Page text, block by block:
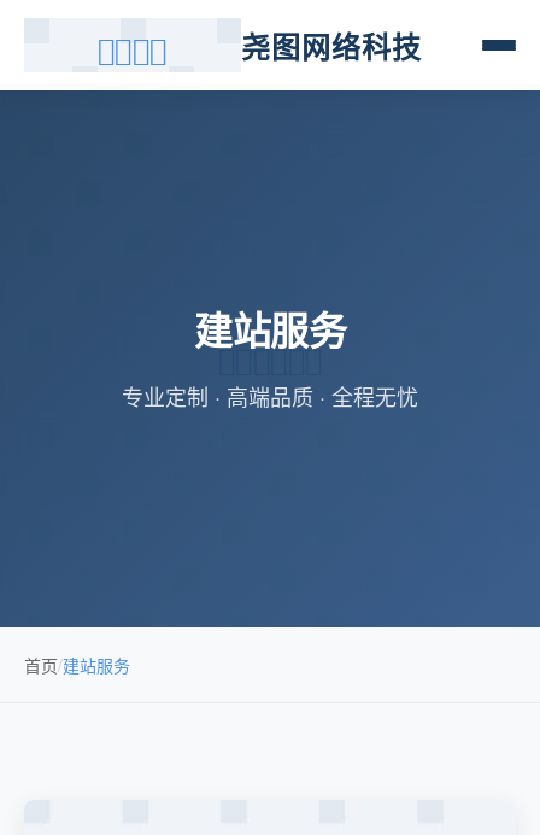
尧图网络科技
建站服务
专业定制 · 高端品质 · 全程无忧
首页/建站服务